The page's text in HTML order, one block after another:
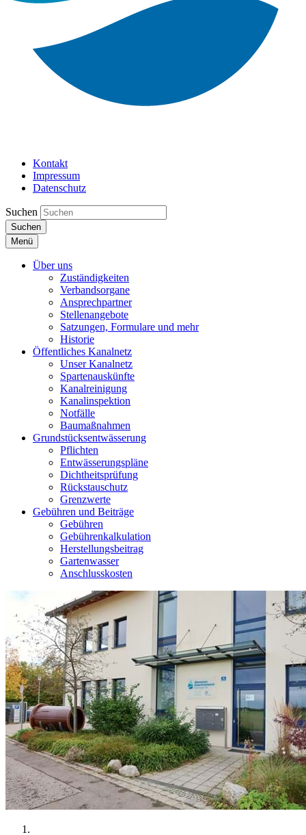
Kontakt
Impressum
Datenschutz
Suchen
Suchen
Menü
Über uns
Zuständigkeiten
Verbandsorgane
Ansprechpartner
Stellenangebote
Satzungen, Formulare und mehr
Historie
Öffentliches Kanalnetz
Unser Kanalnetz
Spartenauskünfte
Kanalreinigung
Kanalinspektion
Notfälle
Baumaßnahmen
Grundstücksentwässerung
Pflichten
Entwässerungspläne
Dichtheitsprüfung
Rückstauschutz
Grenzwerte
Gebühren und Beiträge
Gebühren
Gebührenkalkulation
Herstellungsbeitrag
Gartenwasser
Anschlusskosten